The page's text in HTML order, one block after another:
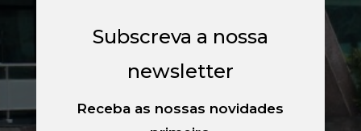
Subscreva a nossa
newsletter
Receba as nossas novidades